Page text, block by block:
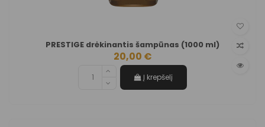
PRESTIGE drėkinantis šampūnas (1000 ml)
20,00 €
Į krepšelį